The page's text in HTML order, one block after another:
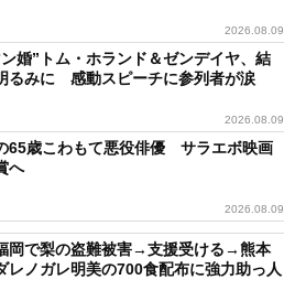
2026.08.09
婚”トム・ホランド＆ゼンデイヤ、結
るみに 感動スピーチに参列者が涙
2026.08.09
65歳こわもて悪役俳優 サラエボ映画
へ
2026.08.09
岡で梨の盗難被害→支援受ける→熊本
ノガレ明美の700食配布に強力助っ人